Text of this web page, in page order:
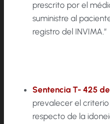
prescrito por el
suministre al
registro del INVIMA.”
Sentencia T- 425 de
prevalecer el
respecto de la